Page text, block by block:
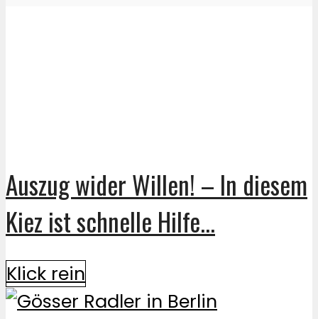
Auszug wider Willen! – In diesem
Kiez ist schnelle Hilfe...
Klick rein